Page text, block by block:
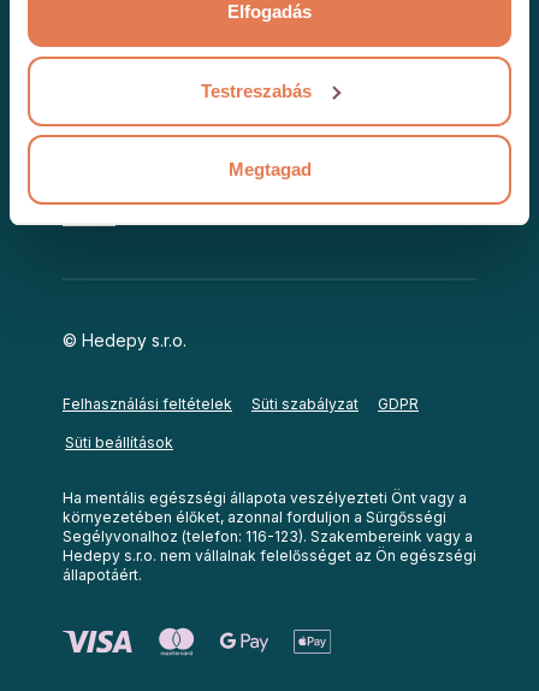
Elfogadás
Testreszabás
Megtagad
Továbbiak
© Hedepy s.r.o.
Felhasználási feltételek Süti szabályzat GDPR
Süti beállítások
Ha mentális egészségi állapota veszélyezteti Önt vagy a
környezetében élőket, azonnal forduljon a Sürgősségi
Segélyvonalhoz (telefon: 116-123). Szakembereink vagy a
Hedepy s.r.o. nem vállalnak felelősséget az Ön egészségi
állapotáért.